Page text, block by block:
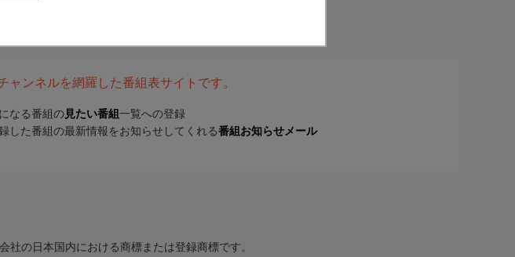
ンネルを網羅した番組表サイトです。
なる番組の 見たい番組 一覧への登録
した番組の最新情報をお知らせしてくれる番組お知らせメール
社の日本国内における商標または登録商標です。